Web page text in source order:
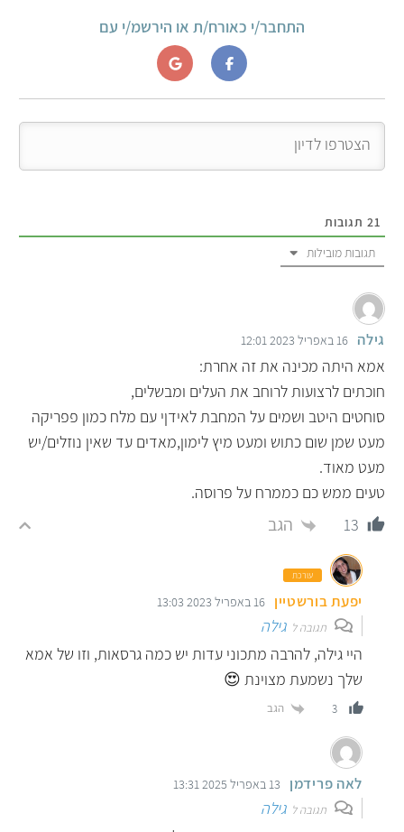
התחבר/י כאורח/ת או הירשמ/י עם
21 תגובות
תגובות מובילות
גילה 16 באפריל 2023 12:01
אמא היתה מכינה את זה אחרת:
חוכתים לרצועות לרוחב את העלים ומבשלים,
סוחטים היטב ושמים על המחבת לאידןי עם מלח כמון פפריקה
מעט שמן שום כתוש ומעט מיץ לימון,מאדים עד שאין נוזלים/יש
מעט מאוד.
טעים ממש כם כממרח על פרוסה.
13
הגב
עורכת
יפעת בורשטיין 16 באפריל 2023 13:03
תגובה לגילה
היי גילה, להרבה מתכוני עדות יש כמה גרסאות, וזו של אמא
שלך נשמעת מצוינת 😍
3 הגב
לאה פרידמן 13 באפריל 2025 13:31
תגובה לגילה